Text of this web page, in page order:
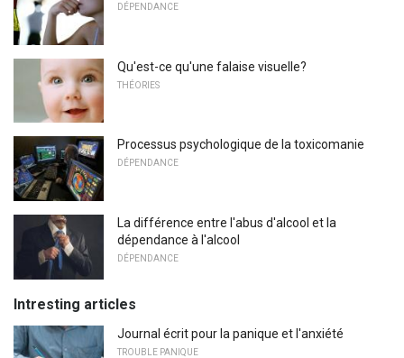
DÉPENDANCE
Qu'est-ce qu'une falaise visuelle?
THÉORIES
Processus psychologique de la toxicomanie
DÉPENDANCE
La différence entre l'abus d'alcool et la
dépendance à l'alcool
DÉPENDANCE
Intresting articles
Journal écrit pour la panique et l'anxiété
TROUBLE PANIQUE